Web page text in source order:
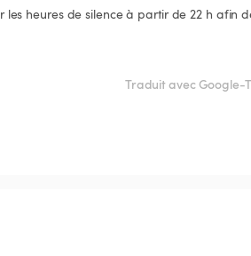
heures de silence à partir de 22 h afin
Traduit avec Google-